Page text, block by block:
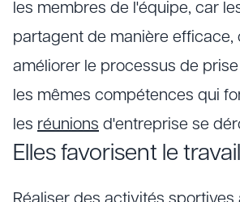
les membres de l'équipe, car
partagent de manière efficace,
améliorer le processus de
les mêmes compétences qui
les réunions d'entreprise se
Elles favorisent le